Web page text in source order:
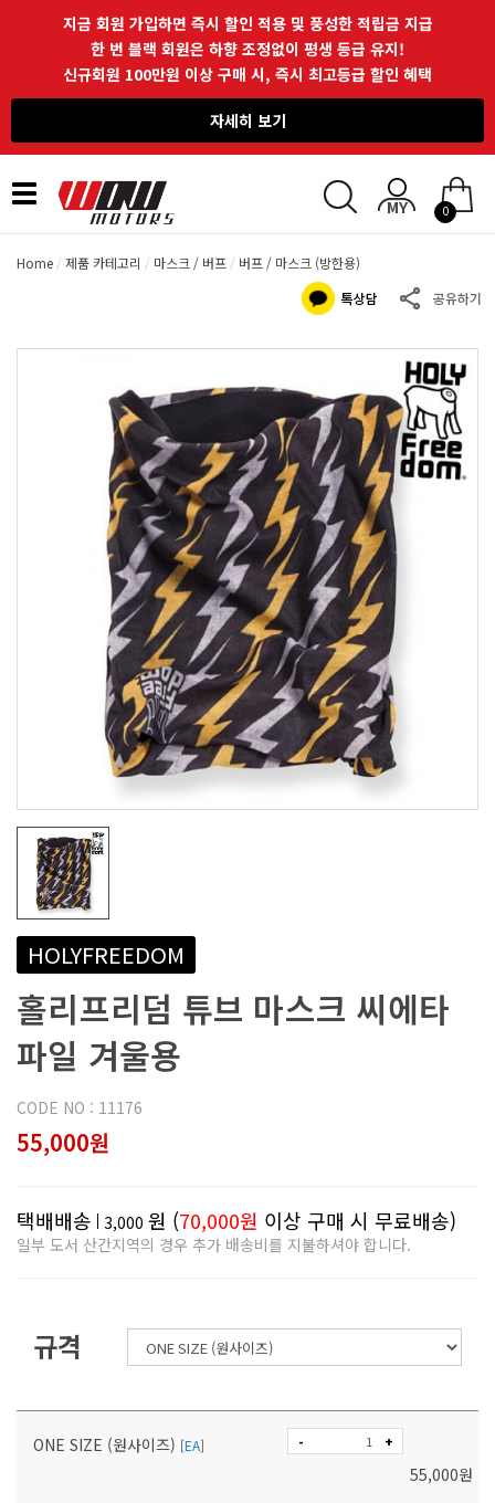
지금 회원 가입하면 즉시 할인 적용 및 풍성한 적립금 지급
한 번 블랙 회원은 하향 조정없이 평생 등급 유지!
신규회원 100만원 이상 구매 시, 즉시 최고등급 할인 혜택
자세히 보기
Toggle
navigation
0
Home 제품 카테고리 마스크 / 버프 버프 / 마스크 (방한용)
HOLYFREEDOM
홀리프리덤 튜브 마스크 씨에타
파일 겨울용
CODE NO : 11176
55,000원
택배배송 3,000 원 (70,000원 이상 구매 시 무료배송)
일부 도서 산간지역의 경우 추가 배송비를 지불하셔야 합니다.
규격
ONE SIZE (원사이즈) [EA] - +
55,000원